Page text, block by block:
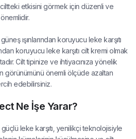
ciltteki etkisini görmek için düzenli ve
ışınlarından koruyucu leke karşıtı
koruyucu leke karşıtı cilt kremi olmak
Cilt tipinize ve ihtiyacınıza yönelik
görünümünü önemli ölçüde azaltan
edebilirsiniz.
Ne İşe Yarar?
leke karşıtı, yenilikçi teknolojisiyle